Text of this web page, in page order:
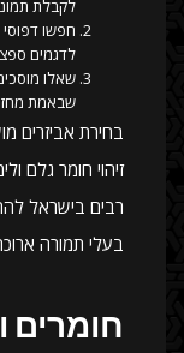
לקבלת
חפשו דפוסי
לדגמים
שאלו
שבאמת
בחירת אביזרים
זיהוי חומר גלם
רבים בישראל
בעלי תמורה
חומרים